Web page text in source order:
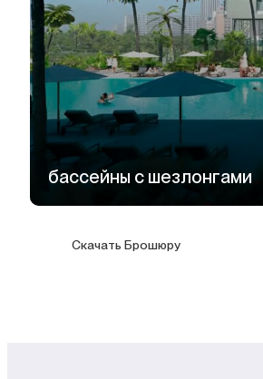
бассейны с шезлонгами
Скачать Брошюру